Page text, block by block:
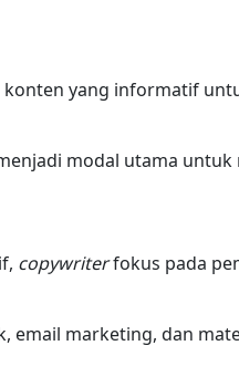
yang informatif
modal utama
copywriterfokus pada
email marketing, dan